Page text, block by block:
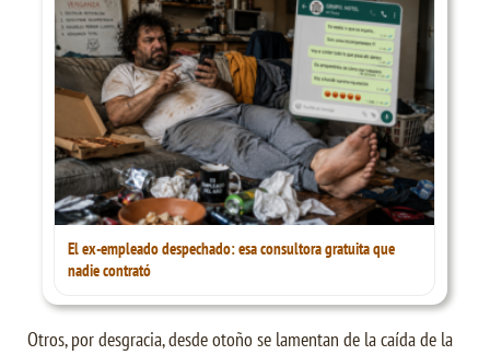
El ex-empleado despechado: esa consultora gratuita que
nadie contrató
Otros, por desgracia, desde otoño se lamentan de la caída de la